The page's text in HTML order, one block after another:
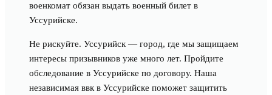
военкомат обязан выдать военный билет в
Уссурийске.
Не рискуйте. Уссурийск — город, где мы защищаем
интересы призывников уже много лет. Пройдите
обследование в Уссурийске по договору. Наша
независимая ввк в Уссурийске поможет защитить